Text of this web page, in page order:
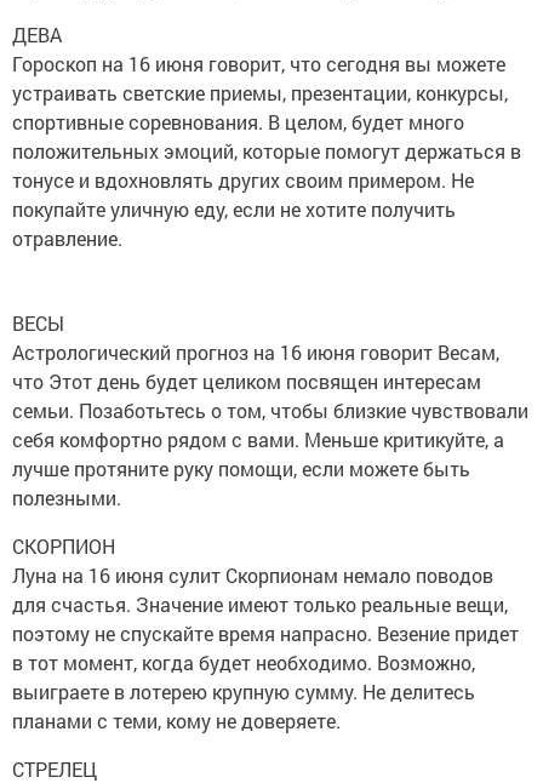
ДЕВА
Гороскоп на 16 июня говорит, что сегодня вы можете
устраивать светские приемы, презентации, конкурсы,
спортивные соревнования. В целом, будет много
положительных эмоций, которые помогут держаться в
тонусе и вдохновлять других своим примером. Не
покупайте уличную еду, если не хотите получить
отравление.
ВЕСЫ
Астрологический прогноз на 16 июня говорит Весам,
что Этот день будет целиком посвящен интересам
семьи. Позаботьтесь о том, чтобы близкие чувствовали
себя комфортно рядом с вами. Меньше критикуйте, а
лучше протяните руку помощи, если можете быть
полезными.
СКОРПИОН
Луна на 16 июня сулит Скорпионам немало поводов
для счастья. Значение имеют только реальные вещи,
поэтому не спускайте время напрасно. Везение придет
в тот момент, когда будет необходимо. Возможно,
выиграете в лотерею крупную сумму. Не делитесь
планами с теми, кому не доверяете.
СТРЕЛЕЦ